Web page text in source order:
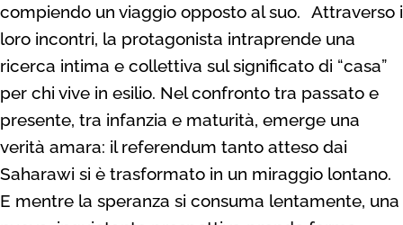
compiendo un viaggio opposto al suo. Attraverso i
loro incontri, la protagonista intraprende una
ricerca intima e collettiva sul significato di “casa”
per chi vive in esilio. Nel confronto tra passato e
presente, tra infanzia e maturità, emerge una
verità amara: il referendum tanto atteso dai
Saharawi si è trasformato in un miraggio lontano.
E mentre la speranza si consuma lentamente, una